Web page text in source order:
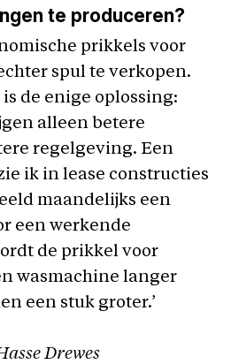
te produceren?
prikkels voor
spul te verkopen.
de enige oplossing:
alleen betere
regelgeving. Een
ik in lease constructies
maandelijks een
een werkende
de prikkel voor
wasmachine langer
een stuk groter.’
Drewes